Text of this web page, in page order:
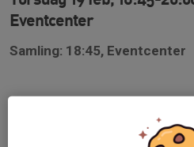
Eventcenter
Samling: 18:45, Eventcenter